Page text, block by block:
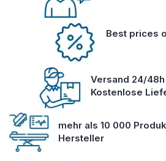
Best prices
Versand 24/48h
Kostenlose
mehr als 10 000
Hersteller